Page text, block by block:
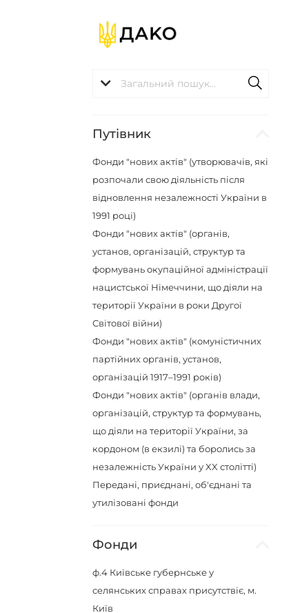
Путівник
Фонди "нових актів" (утворювачів, які
розпочали свою діяльність після
відновлення незалежності України в
1991 році)
Фонди "нових актів" (органів,
установ, організацій, структур та
формувань окупаційної адміністрації
нацистської Німеччини, що діяли на
території України в роки Другої
Світової війни)
Фонди "нових актів" (комуністичних
партійних органів, установ,
організацій 1917–1991 років)
Фонди "нових актів" (органів влади,
організацій, структур та формувань,
що діяли на території України, за
кордоном (в екзилі) та боролись за
незалежність України у XX столітті)
Передані, приєднані, об'єднані та
утилізовані фонди
Фонди
ф.4 Київське губернське у
селянських справах присутствіє, м.
Київ